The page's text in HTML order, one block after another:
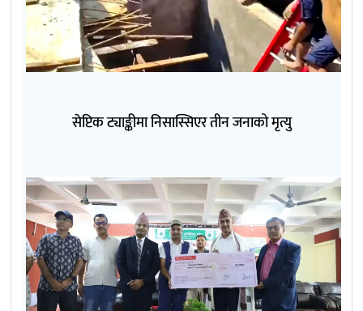
सेप्टिक ट्याङ्कीमा निसास्सिएर तीन जनाको मृत्यु